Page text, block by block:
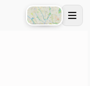
Atlas